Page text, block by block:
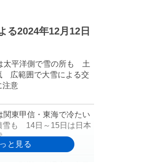
る2024年12月12日
太平洋側で雪の所も 土
広範囲で大雪による交
注意
関東甲信・東海で冷たい
も 14日～15日は日本